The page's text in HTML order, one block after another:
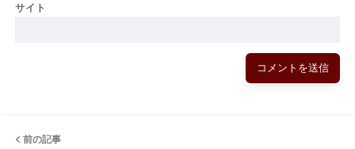
サイト
前の記事